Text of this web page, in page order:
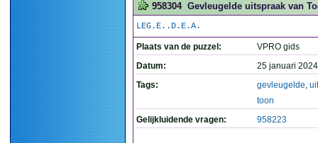
958304 Gevleugelde uitspraak van
LEG.E..D.E.A.
Plaats van de puzzel:
VPRO gids
Datum:
25 januari
Tags:
gevleugelde,
toon
Gelijkluidende vragen:
958223